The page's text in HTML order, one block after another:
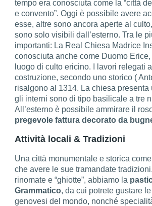
tempo era conosciuta come la “città
e convento”. Oggi è possibile avere
esse, altre sono ancora aperte al
sono solo visibili dall’esterno. Tra le
importanti: La Real Chiesa Madrice
conosciuta anche come Duomo
luogo di culto ericino. I lavori relegati
costruzione, secondo uno storico (
risalgono al 1314. La chiesa presenta
gli interni sono di tipo basilicale a tre
All’esterno è possibile ammirare il
pregevole fattura decorato da
Attività locali & Tradizioni
Una città monumentale e storica
che avere le sue tramandate
rinomate e “ghiotte”, abbiamo la
Grammatico, da cui potrete gustare
genovesi del mondo, nonché